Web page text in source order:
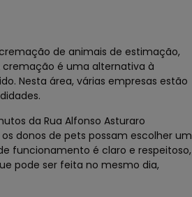
de animais de estimação,
cremação é uma alternativa à
Nesta área, várias empresas estão
da Rua Alfonso Asturaro
donos de pets possam escolher um
funcionamento é claro e respeitoso,
pode ser feita no mesmo dia,